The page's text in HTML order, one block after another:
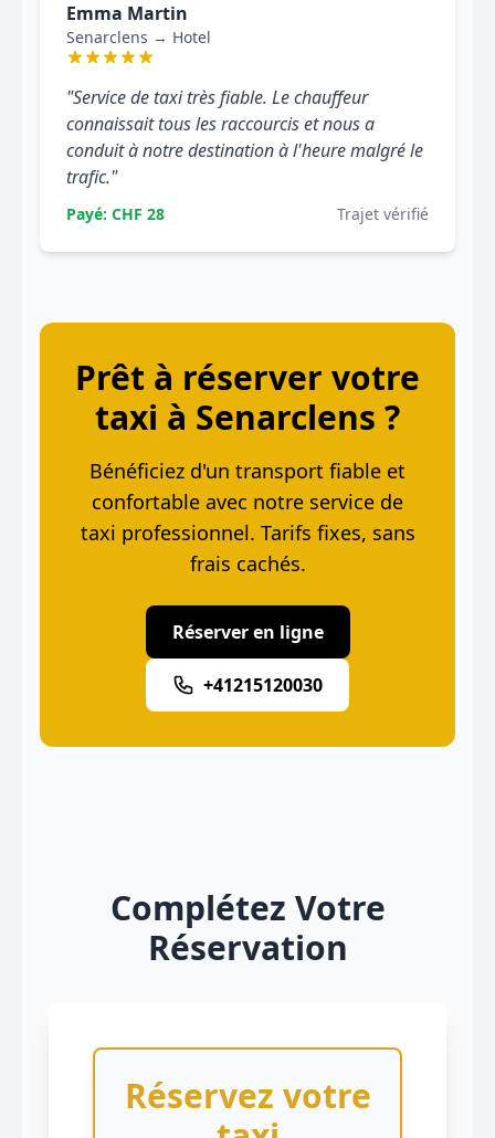
Emma Martin
Senarclens → Hotel
"Service de taxi très fiable. Le chauffeur
connaissait tous les raccourcis et nous a
conduit à notre destination à l'heure malgré le
trafic."
Payé: CHF 28 Trajet vérifié
Prêt à réserver votre
taxi à Senarclens ?
Bénéficiez d'un transport fiable et
confortable avec notre service de
taxi professionnel. Tarifs fixes, sans
frais cachés.
Réserver en ligne
+41215120030
Complétez Votre
Réservation
Réservez votre